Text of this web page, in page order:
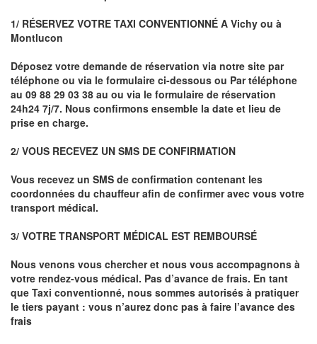
1/ RÉSERVEZ VOTRE TAXI CONVENTIONNÉ A Vichy ou à
Montlucon
Déposez votre demande de réservation via notre site par
téléphone ou via le formulaire ci-dessous ou Par téléphone
au 09 88 29 03 38 au ou via le formulaire de réservation
24h24 7j/7. Nous confirmons ensemble la date et lieu de
prise en charge.
2/ VOUS RECEVEZ UN SMS DE CONFIRMATION
Vous recevez un SMS de confirmation contenant les
coordonnées du chauffeur afin de confirmer avec vous votre
transport médical.
3/ VOTRE TRANSPORT MÉDICAL EST REMBOURSÉ
Nous venons vous chercher et nous vous accompagnons à
votre rendez-vous médical. Pas d’avance de frais. En tant
que Taxi conventionné, nous sommes autorisés à pratiquer
le tiers payant : vous n’aurez donc pas à faire l’avance des
frais